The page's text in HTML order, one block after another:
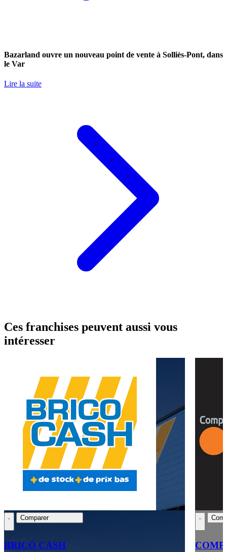
Bazarland ouvre un nouveau point de vente à Solliès-Pont, dans
le Var
Lire la suite
Ces franchises peuvent aussi vous
intéresser
Comparer
BRICO CASH